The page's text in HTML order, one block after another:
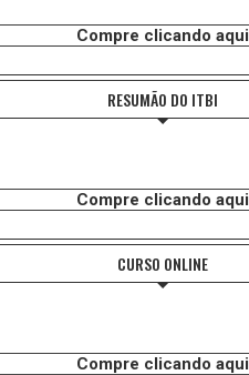
Compre clicando aqui
RESUMÃO DO ITBI
Compre clicando aqui
CURSO ONLINE
Compre clicando aqui